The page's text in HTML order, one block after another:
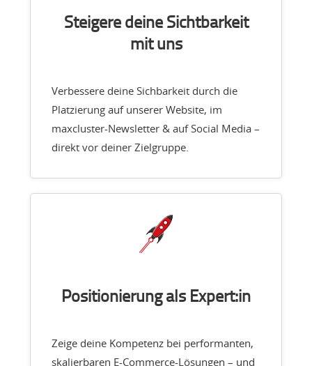
Steigere deine Sichtbarkeit
mit uns
Verbessere deine Sichbarkeit durch die
Platzierung auf unserer Website, im
maxcluster-Newsletter & auf Social Media –
direkt vor deiner Zielgruppe.
Positionierung als Expert:in
Zeige deine Kompetenz bei performanten,
skalierbaren E-Commerce-Lösungen – und